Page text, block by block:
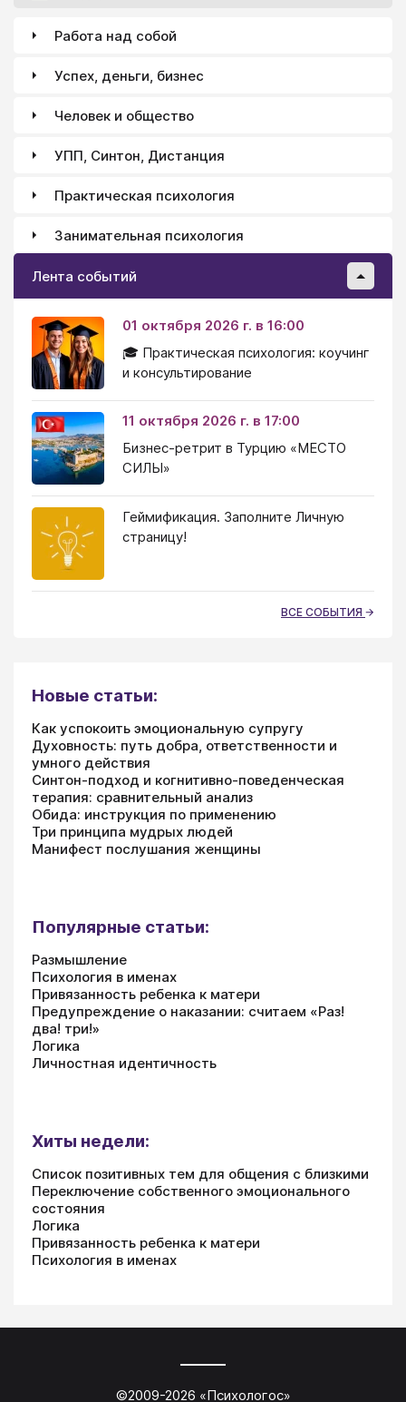
Работа над собой
Успех, деньги, бизнес
Человек и общество
УПП, Синтон, Дистанция
Практическая психология
Занимательная психология
Лента событий
01 октября 2026 г. в 16:00
🎓 Практическая психология: коучинг
и консультирование
11 октября 2026 г. в 17:00
Бизнес-ретрит в Турцию «МЕСТО
СИЛЫ»
Геймификация. Заполните Личную
страницу!
ВСЕ СОБЫТИЯ
Новые статьи:
Как успокоить эмоциональную супругу
Духовность: путь добра, ответственности и
умного действия
Синтон-подход и когнитивно-поведенческая
терапия: сравнительный анализ
Обида: инструкция по применению
Три принципа мудрых людей
Манифест послушания женщины
Популярные статьи:
Размышление
Психология в именах
Привязанность ребенка к матери
Предупреждение о наказании: считаем «Раз!
два! три!»
Логика
Личностная идентичность
Хиты недели:
Список позитивных тем для общения с близкими
Переключение собственного эмоционального
состояния
Логика
Привязанность ребенка к матери
Психология в именах
©2009-2026 «Психологос»